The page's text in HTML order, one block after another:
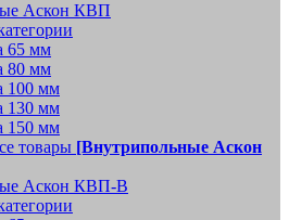
Аскон КВП
65 мм
80 мм
100 мм
130 мм
150 мм
товары [Внутрипольные Аскон
Аскон КВП-В